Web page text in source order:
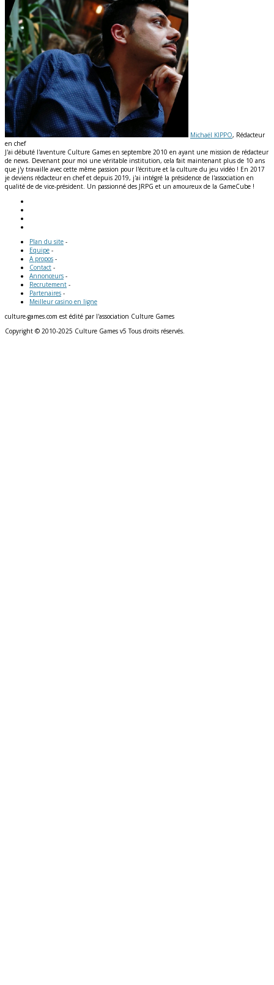
Michaël KIPPO, Rédacteur
en chef
J'ai débuté l'aventure Culture Games en septembre 2010 en ayant une mission de rédacteur
de news. Devenant pour moi une véritable institution, cela fait maintenant plus de 10 ans
que j'y travaille avec cette même passion pour l'écriture et la culture du jeu vidéo ! En 2017
je deviens rédacteur en chef et depuis 2019, j'ai intégré la présidence de l'association en
qualité de de vice-président. Un passionné des JRPG et un amoureux de la GameCube !
Plan du site -
Equipe -
A propos -
Contact -
Annonceurs -
Recrutement -
Partenaires -
Meilleur casino en ligne
culture-games.com est édité par l'association Culture Games
Copyright © 2010-2025 Culture Games v5 Tous droits réservés.